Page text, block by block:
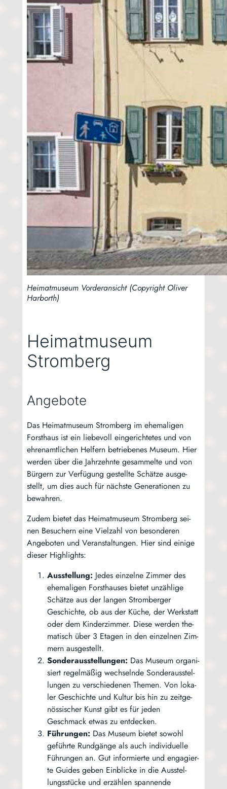
Heimatmuseum Vorderansicht (Copyright Oliver
Harborth)
Heimatmuseum
Stromberg
Angebote
Das Hei­mat­mu­se­um Strom­berg im ehe­ma­li­gen
Forst­haus ist ein lie­be­voll ein­ge­rich­te­tes und von
ehren­amt­li­chen Hel­fern betrie­be­nes Muse­um. Hier
wer­den über die Jahr­zehn­te gesam­mel­te und von
Bür­gern zur Ver­fü­gung gestell­te Schät­ze aus­ge­
stellt, um dies auch für nächs­te Gene­ra­tio­nen zu
bewahren.
Zudem bie­tet das Hei­mat­mu­se­um Strom­berg sei­
nen Besu­chern eine Viel­zahl von beson­de­ren
Ange­bo­ten und Ver­an­stal­tun­gen. Hier sind eini­ge
die­ser Highlights:
Aus­stel­lung: Jedes ein­zel­ne Zim­mer des
ehe­ma­li­gen Forst­hau­ses bie­tet unzäh­li­ge
Schät­ze aus der lan­gen Strom­ber­ger
Geschich­te, ob aus der Küche, der Werk­statt
oder dem Kin­der­zim­mer. Die­se wer­den the­
ma­tisch über 3 Eta­gen in den ein­zel­nen Zim­
mern ausgestellt.
Son­der­aus­stel­lun­gen: Das Muse­um orga­ni­
siert regel­mä­ßig wech­seln­de Son­der­aus­stel­
lun­gen zu ver­schie­de­nen The­men. Von loka­
ler Geschich­te und Kul­tur bis hin zu zeit­ge­
nös­si­scher Kunst gibt es für jeden
Geschmack etwas zu entdecken.
Füh­run­gen: Das Muse­um bie­tet sowohl
geführ­te Rund­gän­ge als auch indi­vi­du­el­le
Füh­run­gen an. Gut infor­mier­te und enga­gier­
te Gui­des geben Ein­bli­cke in die Aus­stel­
lungs­stü­cke und erzäh­len span­nen­de